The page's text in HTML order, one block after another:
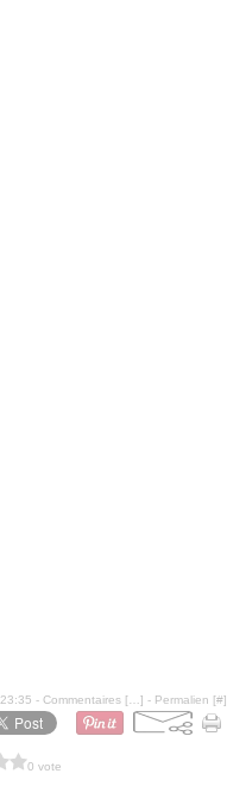
- Commentaires [ ] - Permalien [#]
0 vote